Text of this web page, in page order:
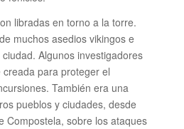
libradas en torno a la torre.
muchos asedios vikingos e
Algunos investigadores
para proteger el
También era una
pueblos y ciudades, desde
Compostela, sobre los ataques